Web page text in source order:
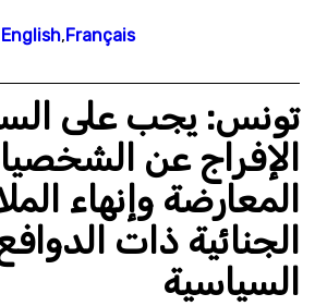
English,Français
تونس: يجب على
الإفراج عن
المعارضة وإنهاء
الجنائية ذات
السياسية